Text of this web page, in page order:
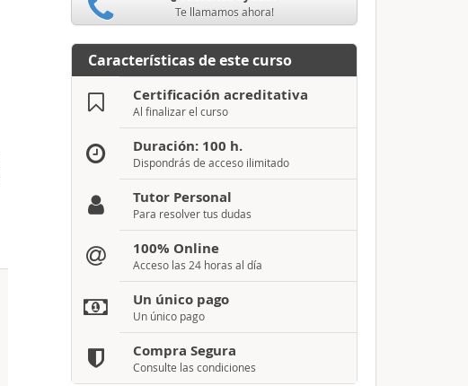
Te llamamos ahora!
Características de este curso
Certificación acreditativa
Al finalizar el curso
Duración: 100 h.
Dispondrás de acceso ilimitado
Tutor Personal
Para resolver tus dudas
100% Online
Acceso las 24 horas al día
Un único pago
Un único pago
Compra Segura
Consulte las condiciones